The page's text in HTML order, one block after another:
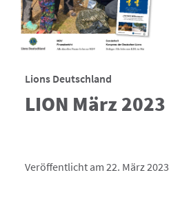
Lions Deutschland
LION März 2023
Veröffentlicht am 22. März 2023